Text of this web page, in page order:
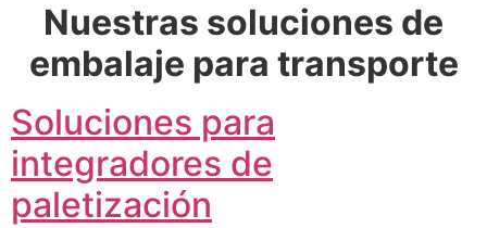
Nuestras soluciones de
embalaje para transporte
Soluciones para
integradores de
paletización